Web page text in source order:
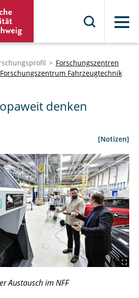
Menü
Forschungszentren
Fahrzeugtechnik
denken
[Notizen]
Austausch im NFF